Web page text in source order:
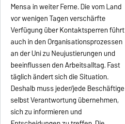
Mensa in weiter Ferne. Die vom Land
vor wenigen Tagen verschärfte
Verfügung über Kontaktsperren führt
auch in den Organisationsprozessen
an der Uni zu Neujustierungen und
beeinflussen den Arbeitsalltag. Fast
täglich ändert sich die Situation.
Deshalb muss jeder/jede Beschäftige
selbst Verantwortung übernehmen,
sich zu informieren und